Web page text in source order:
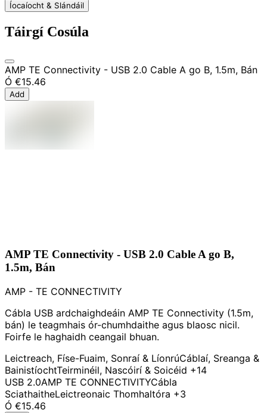
Íocaíocht & Slándáil
Táirgí Cosúla
AMP TE Connectivity - USB 2.0 Cable A go B, 1.5m, Bán
Ó €15.46
Add
AMP TE Connectivity - USB 2.0 Cable A go B,
1.5m, Bán
AMP - TE CONNECTIVITY
Cábla USB ardchaighdeáin AMP TE Connectivity (1.5m,
bán) le teagmhais ór-chumhdaithe agus blaosc nicil.
Foirfe le haghaidh ceangail bhuan.
Leictreach, Físe-Fuaim, Sonraí & LíonrúCáblaí, Sreanga &
BainistíochtTeirminéil, Nascóirí & Soicéid +14
USB 2.0AMP TE CONNECTIVITYCábla
SciathaitheLeictreonaic Thomhaltóra +3
Ó €15.46